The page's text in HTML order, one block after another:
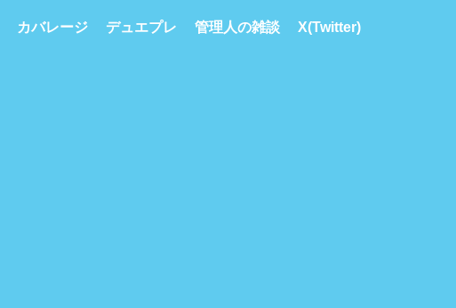
カバレージ デュエプレ 管理人の雑談 X(Twitter)